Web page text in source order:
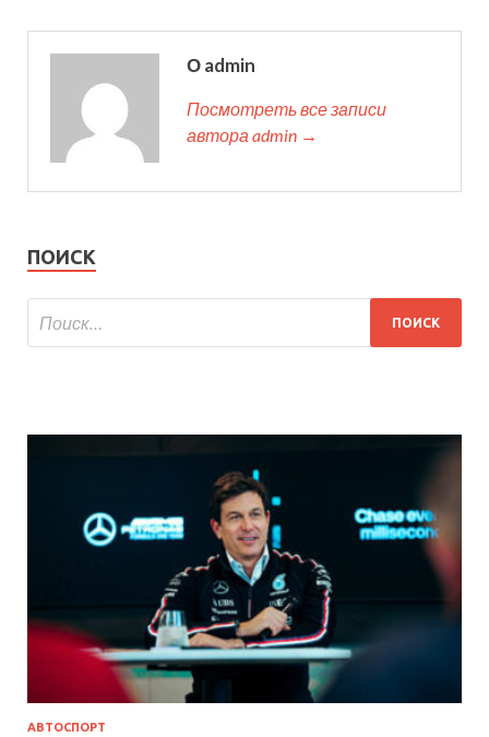
О admin
Посмотреть все записи
автора admin →
ПОИСК
АВТОСПОРТ